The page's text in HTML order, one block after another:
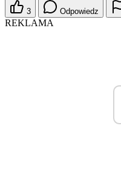
3 Odpowiedz
REKLAMA